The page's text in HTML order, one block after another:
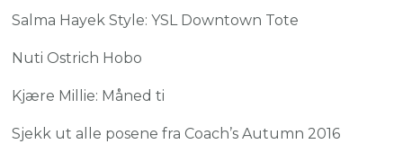
Salma Hayek Style: YSL Downtown Tote
Nuti Ostrich Hobo
Kjære Millie: Måned ti
Sjekk ut alle posene fra Coach’s Autumn 2016